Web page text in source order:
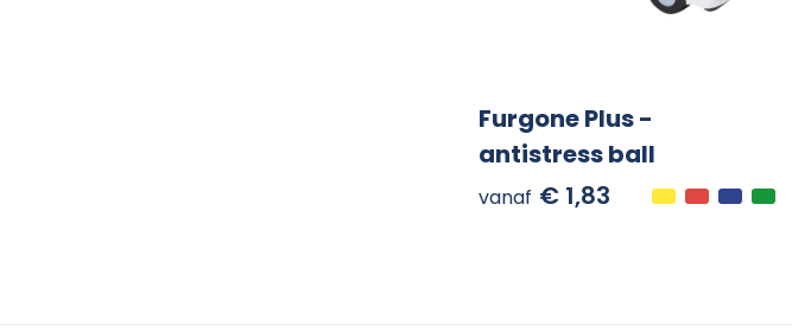
Furgone Plus -
antistress ball
vanaf € 1,83